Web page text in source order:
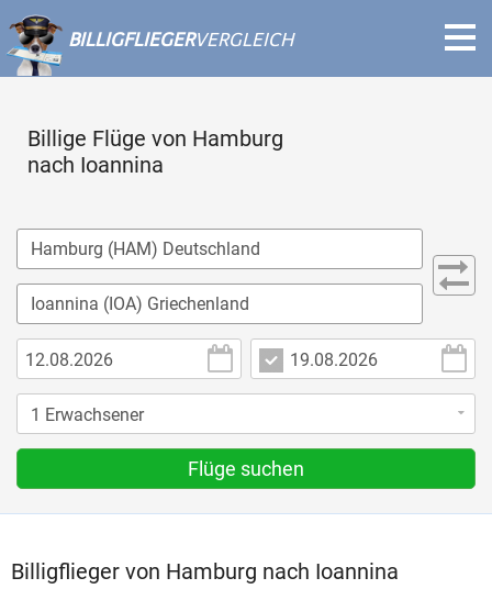
BILLIGFLIEGERVERGLEICH
Billige Flüge von Hamburg
nach Ioannina
Flüge suchen
Billigflieger von Hamburg nach Ioannina